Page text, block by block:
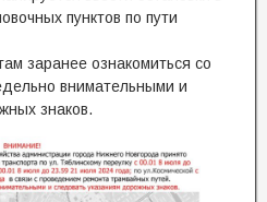
пунктов по пути
заранее ознакомиться со
внимательными и
знаков.